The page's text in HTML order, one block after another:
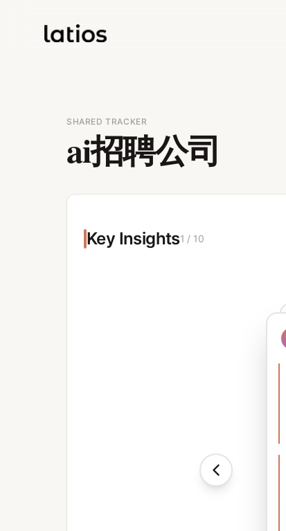
SHARED TRACKER
ai招聘公司
Key Insights1 / 10